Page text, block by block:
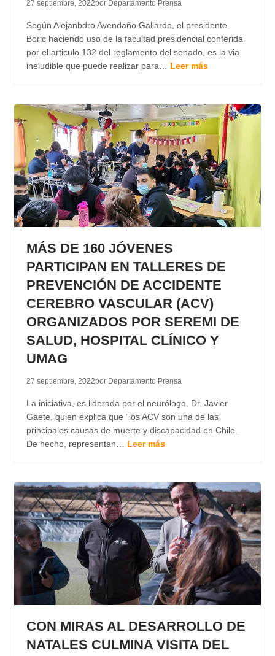
27 septiembre, 2022por Departamento Prensa
Según Alejanbdro Avendaño Gallardo, el presidente
Boric haciendo uso de la facultad presidencial conferida
por el articulo 132 del reglamento del senado, es la via
ineludible que puede realizar para… Leer más
MÁS DE 160 JÓVENES
PARTICIPAN EN TALLERES DE
PREVENCIÓN DE ACCIDENTE
CEREBRO VASCULAR (ACV)
ORGANIZADOS POR SEREMI DE
SALUD, HOSPITAL CLÍNICO Y
UMAG
27 septiembre, 2022por Departamento Prensa
La iniciativa, es liderada por el neurólogo, Dr. Javier
Gaete, quien explica que “los ACV son una de las
principales causas de muerte y discapacidad en Chile.
De hecho, representan… Leer más
CON MIRAS AL DESARROLLO DE
NATALES CULMINA VISITA DEL